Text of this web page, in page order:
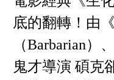
底的翻轉！由《
（Barbarian）
鬼才導演 碩克